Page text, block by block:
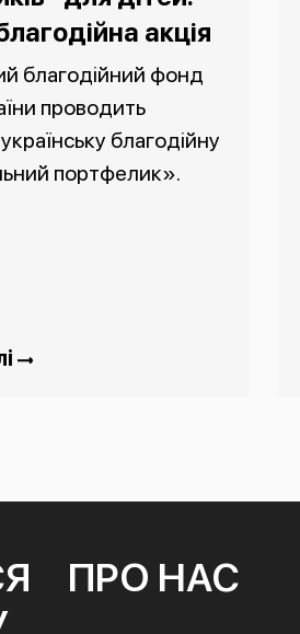
акція
благодійний фонд
проводить
благодійну
портфелик».
ПРО НАС